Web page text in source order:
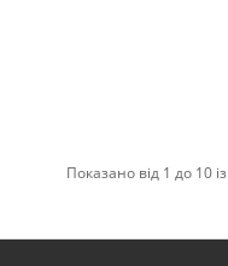
Показано від 1 до 10